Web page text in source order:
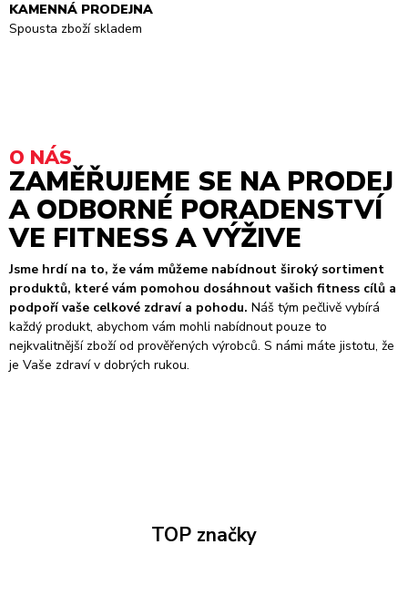
KAMENNÁ PRODEJNA
Spousta zboží skladem
O NÁS
ZAMĚŘUJEME SE NA PRODEJ
A ODBORNÉ PORADENSTVÍ
VE FITNESS A VÝŽIVE
Jsme hrdí na to, že vám můžeme nabídnout široký sortiment
produktů, které vám pomohou dosáhnout vašich fitness cílů a
podpoří vaše celkové zdraví a pohodu. Náš tým pečlivě vybírá
každý produkt, abychom vám mohli nabídnout pouze to
nejkvalitnější zboží od prověřených výrobců. S námi máte jistotu, že
je Vaše zdraví v dobrých rukou.
TOP značky